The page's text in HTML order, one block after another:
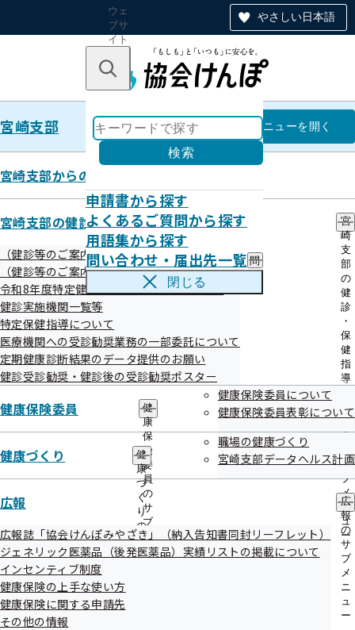
やさしい日本語
ウェ
ブサ
イト
のナ
ン
キーワードで探す
検索
申請書から探す
よくあるご質問から探す
用語集から探す
問い合わせ・届出先一覧 問
い
一
覧
の
サ
ブ
メ
閉じる
宮崎支部 宮崎支部
メニューを開く
宮崎支部からのお知らせ
宮崎支部の健診・保健指導のご案内
宮
崎
支
部
の
健
診
・
保
健
指
導
ご
案
内
サ
ブ
メ
ニ
ュ
ー
（健診等のご案内）ご本人（被保険者）さま
（健診等のご案内）ご家族（被扶養者）さま
令和8年度特定健診（集団健診）のお知らせ
健診実施機関一覧等
特定保健指導について
医療機関への受診勧奨業務の一部委託について
定期健康診断結果のデータ提供のお願い
健診受診勧奨・健診後の受診勧奨ポスター
健康保険委員
健
康
保
険
委
員
の
サ
ブ
メ
ニ
健康保険委員について
健康保険委員表彰について
健康づくり
健
康
づ
く
り
の
サ
ブ
職場の健康づくり
宮崎支部データヘルス計画
広報
広
報
の
サ
ブ
メ
ニ
ュ
ー
広報誌「協会けんぽみやざき」（納入告知書同封リーフレット）
ジェネリック医薬品（後発医薬品）実績リストの掲載について
インセンティブ制度
健康保険の上手な使い方
健康保険に関する申請先
その他の情報
第167号（令和7年12月5日)発行
令和07年12月10日
令和7年12月5日配信　メルマガ（１６７号）
＜目次＞
【宮崎支部からのお知らせ】
≪「電子申請サービス」の開始について≫
≪健康保険委員表彰について≫
≪被扶養者資格再確認のご提出について≫
≪令和7年度集団健診のご案内について≫
≪宮崎支部公式LINE友だち募集中≫